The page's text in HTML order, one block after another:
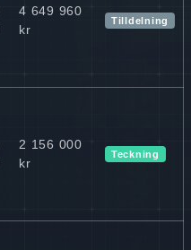
4 649 960
kr
Tilldelning
2 156 000
kr
Teckning